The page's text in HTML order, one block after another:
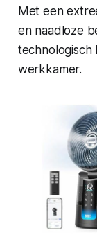
Met een
en naadloze
technologisch
werkkamer.